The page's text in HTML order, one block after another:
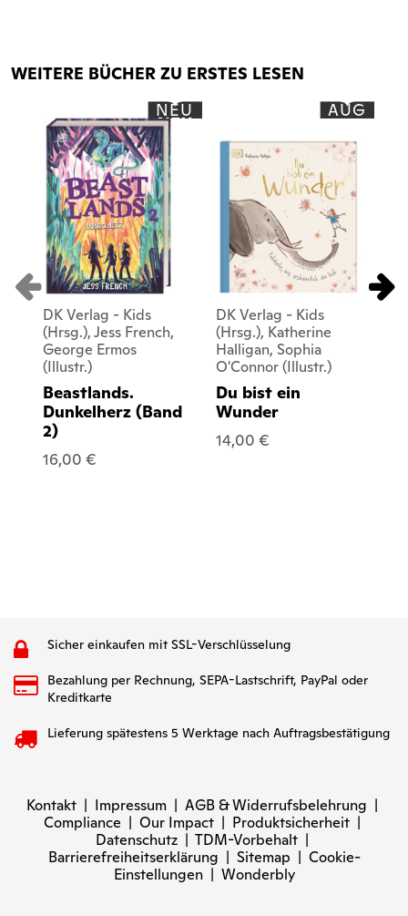
WEITERE BÜCHER ZU ERSTES LESEN
NEU
DK Verlag - Kids
(Hrsg.), Jess French,
George Ermos
(Illustr.)
Beastlands.
Dunkelherz (Band
2)
16,00 €
AUG
DK Verlag - Kids
(Hrsg.), Katherine
Halligan, Sophia
O'Connor (Illustr.)
Du bist ein
Wunder
14,00 €
Sicher einkaufen mit SSL-Verschlüsselung
Bezahlung per Rechnung, SEPA-Lastschrift, PayPal oder
Kreditkarte
Lieferung spätestens 5 Werktage nach Auftragsbestätigung
Kontakt | Impressum | AGB & Widerrufsbelehrung |
Compliance | Our Impact | Produktsicherheit |
Datenschutz | TDM-Vorbehalt |
Barrierefreiheitserklärung | Sitemap | Cookie-
Einstellungen| Wonderbly